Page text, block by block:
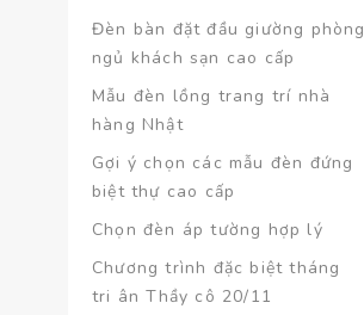
Đèn bàn đặt đầu giường phòng
ngủ khách sạn cao cấp
Mẫu đèn lồng trang trí nhà
hàng Nhật
Gợi ý chọn các mẫu đèn đứng
biệt thự cao cấp
Chọn đèn áp tường hợp lý
Chương trình đặc biệt tháng
tri ân Thầy cô 20/11